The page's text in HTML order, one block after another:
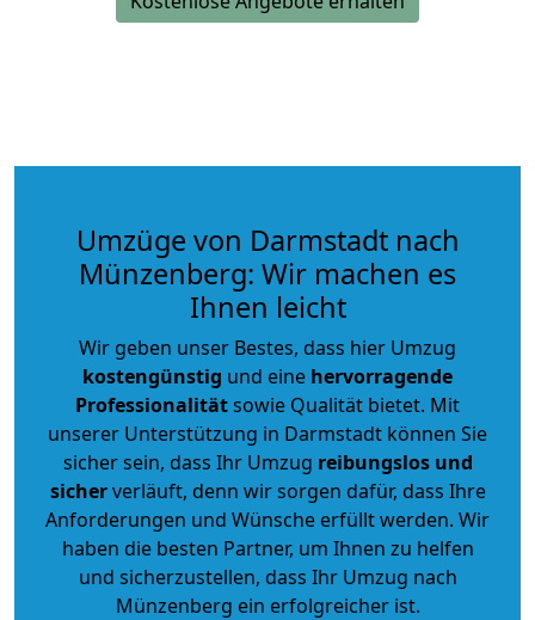
Umzüge von Darmstadt nach
Münzenberg: Wir machen es
Ihnen leicht
Wir geben unser Bestes, dass hier Umzug
kostengünstig und eine hervorragende
Professionalitätsowie Qualität bietet. Mit
unserer Unterstützung in Darmstadt können Sie
sicher sein, dass Ihr Umzug reibungslos und
sicherverläuft, denn wir sorgen dafür, dass Ihre
Anforderungen und Wünsche erfüllt werden. Wir
haben die besten Partner, um Ihnen zu helfen
und sicherzustellen, dass Ihr Umzug nach
Münzenberg ein erfolgreicher ist.